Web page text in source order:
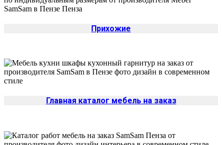
Прихожие
Главная каталог мебель на заказ